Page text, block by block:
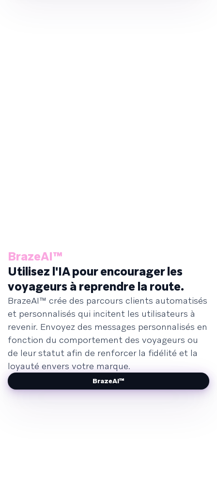
BrazeAI™
Utilisez l'IA pour encourager les
voyageurs à reprendre la route.
BrazeAI™ crée des parcours clients automatisés
et personnalisés qui incitent les utilisateurs à
revenir. Envoyez des messages personnalisés en
fonction du comportement des voyageurs ou
de leur statut afin de renforcer la fidélité et la
loyauté envers votre marque.
BrazeAI™